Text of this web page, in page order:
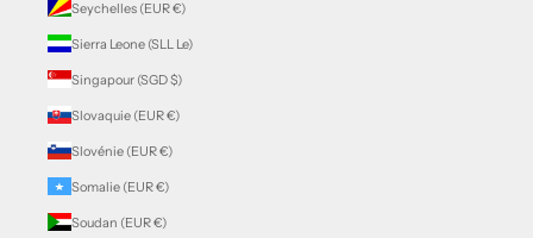
Seychelles (EUR €)
Sierra Leone (SLL Le)
Singapour (SGD $)
Slovaquie (EUR €)
Slovénie (EUR €)
Somalie (EUR €)
Soudan (EUR €)